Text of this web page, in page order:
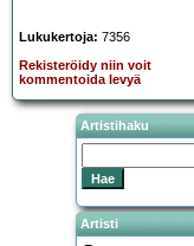
Lukukertoja: 7356
Rekisteröidy niin voit
kommentoida levyä
Artistihaku
Artisti